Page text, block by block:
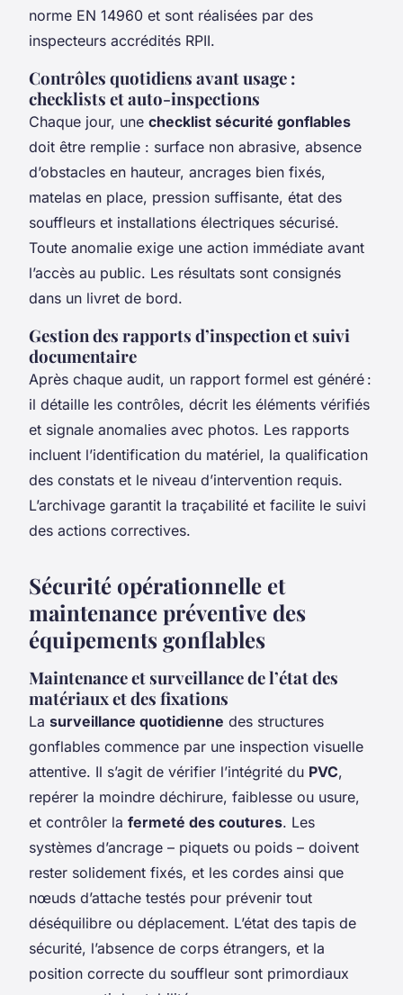
norme EN 14960 et sont réalisées par des
inspecteurs accrédités RPII.
Contrôles quotidiens avant usage :
checklists et auto-inspections
Chaque jour, une checklist sécurité gonflables
doit être remplie : surface non abrasive, absence
d’obstacles en hauteur, ancrages bien fixés,
matelas en place, pression suffisante, état des
souffleurs et installations électriques sécurisé.
Toute anomalie exige une action immédiate avant
l’accès au public. Les résultats sont consignés
dans un livret de bord.
Gestion des rapports d’inspection et suivi
documentaire
Après chaque audit, un rapport formel est généré :
il détaille les contrôles, décrit les éléments vérifiés
et signale anomalies avec photos. Les rapports
incluent l’identification du matériel, la qualification
des constats et le niveau d’intervention requis.
L’archivage garantit la traçabilité et facilite le suivi
des actions correctives.
Sécurité opérationnelle et
maintenance préventive des
équipements gonflables
Maintenance et surveillance de l’état des
matériaux et des fixations
La surveillance quotidienne des structures
gonflables commence par une inspection visuelle
attentive. Il s’agit de vérifier l’intégrité du PVC,
repérer la moindre déchirure, faiblesse ou usure,
et contrôler la fermeté des coutures. Les
systèmes d’ancrage – piquets ou poids – doivent
rester solidement fixés, et les cordes ainsi que
nœuds d’attache testés pour prévenir tout
déséquilibre ou déplacement. L’état des tapis de
sécurité, l’absence de corps étrangers, et la
position correcte du souffleur sont primordiaux